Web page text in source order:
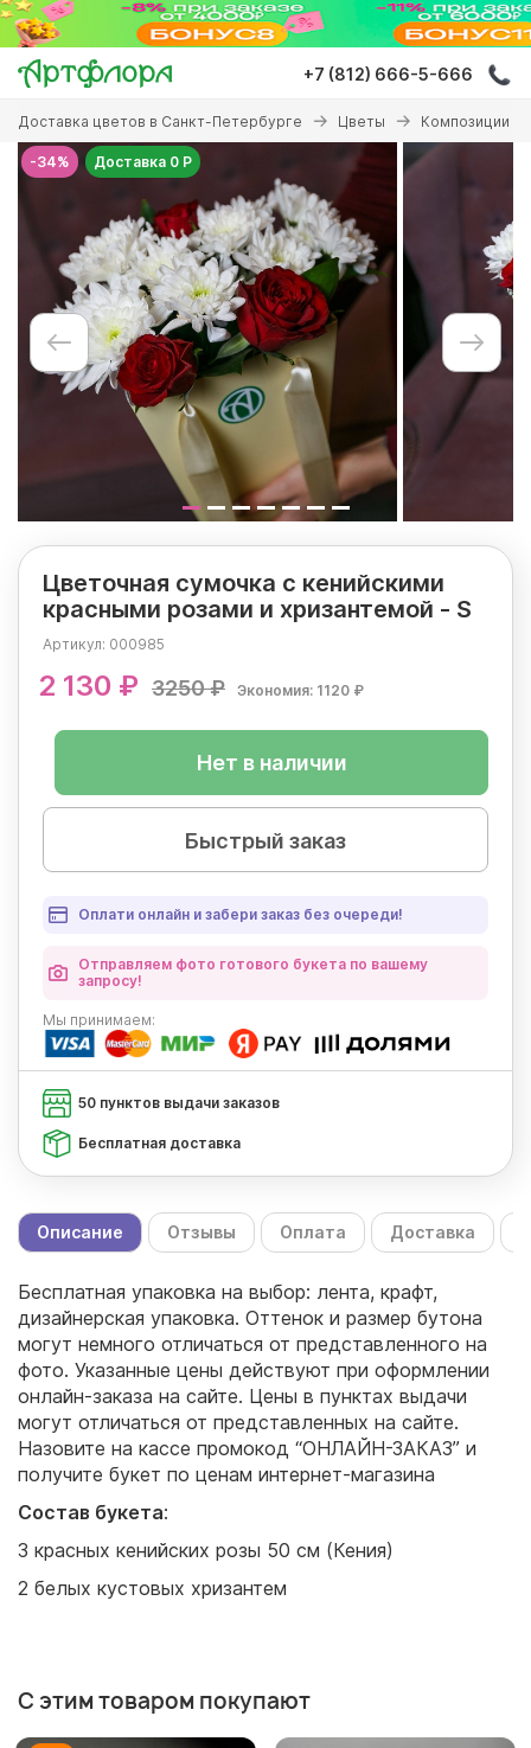
Перейти
основному
содержанию
+7 (812) 666-5-666
Вы
здесь
Доставка цветов в Санкт-Петербурге Цветы Композиции с
-34% Доставка 0 Р
Цветочная сумочка с кенийскими
красными розами и хризантемой - S
Артикул: 000985
2 130 ₽ 3250 ₽ Экономия: 1120 ₽
Нет в наличии
Быстрый заказ
Оплати онлайн и забери заказ без очереди!
Отправляем фото готового букета по вашему
запросу!
Мы принимаем:
50 пунктов выдачи заказов
Бесплатная доставка
Описание Отзывы Оплата Доставка
Бесплатная упаковка на выбор: лента, крафт,
дизайнерская упаковка. Оттенок и размер бутона
могут немного отличаться от представленного на
фото. Указанные цены действуют при оформлении
онлайн-заказа на сайте. Цены в пунктах выдачи
могут отличаться от представленных на сайте.
Назовите на кассе промокод “ОНЛАЙН-ЗАКАЗ” и
получите букет по ценам интернет-магазина
Состав букета:
3 красных кенийских розы 50 см (Кения)
2 белых кустовых хризантем
С этим товаром покупают